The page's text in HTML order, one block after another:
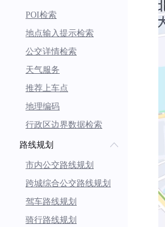
POI检索
地点输入提示检索
公交详情检索
天气服务
推荐上车点
地理编码
行政区边界数据检索
路线规划
市内公交路线规划
跨城综合公交路线规划
驾车路线规划
骑行路线规划